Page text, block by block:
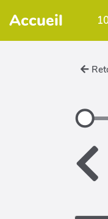
Aller au contenu
Accueil